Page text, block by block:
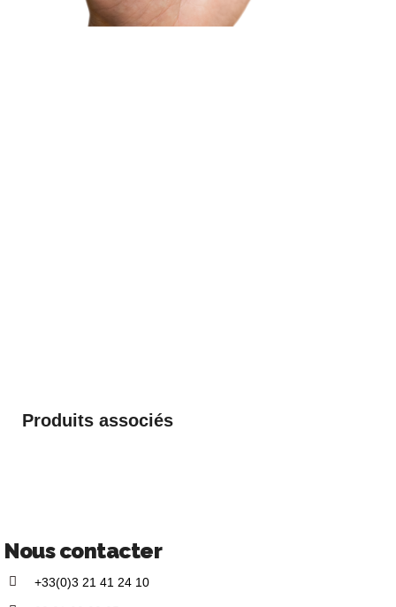
Produits associés
Nous contacter
+33(0)3 21 41 24 10